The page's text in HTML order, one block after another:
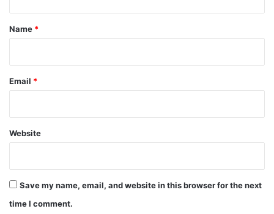
*
Name *
Email *
Website
Save my name, email, and website in this browser for the next
time I comment.